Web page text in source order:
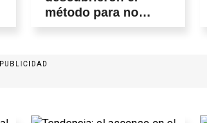
método para no
sufrir pesadillas al
PUBLICIDAD